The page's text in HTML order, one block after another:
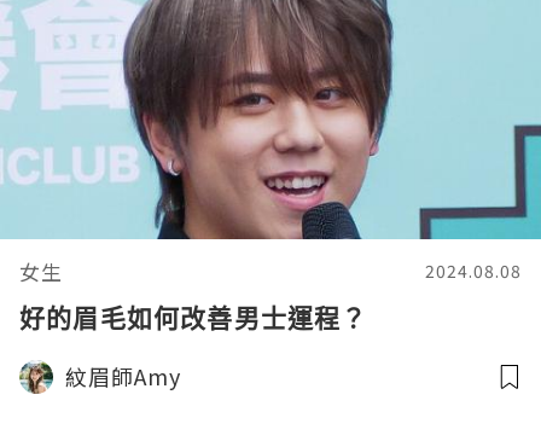
女生 2024.08.08
好的眉毛如何改善男士運程？
紋眉師Amy